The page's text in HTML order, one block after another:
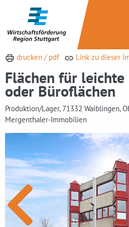
drucken / pdf Link zu dieser
Flächen für
oder Büroflächen
Produktion/Lager, 71332 Waiblingen,
Mergenthaler-Immobilien